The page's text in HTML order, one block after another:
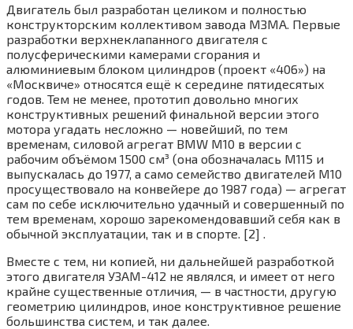
Двигатель был разработан целиком и полностью
конструкторским коллективом завода МЗМА. Первые
разработки верхнеклапанного двигателя с
полусферическими камерами сгорания и
алюминиевым блоком цилиндров (проект «406») на
«Москвиче» относятся ещё к середине пятидесятых
годов. Тем не менее, прототип довольно многих
конструктивных решений финальной версии этого
мотора угадать несложно — новейший, по тем
временам, силовой агрегат BMW M10 в версии с
рабочим объёмом 1500 см³ (она обозначалась М115 и
выпускалась до 1977, а само семейство двигателей М10
просуществовало на конвейере до 1987 года) — агрегат
сам по себе исключительно удачный и совершенный по
тем временам, хорошо зарекомендовавший себя как в
обычной эксплуатации, так и в спорте. [2] .
Вместе с тем, ни копией, ни дальнейшей разработкой
этого двигателя УЗАМ-412 не являлся, и имеет от него
крайне существенные отличия, — в частности, другую
геометрию цилиндров, иное конструктивное решение
большинства систем, и так далее.